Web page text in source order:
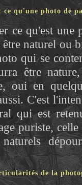
ce qu'une photo de
ce qu'est une
naturel ou
qui se
être
oui en
C'est
qui est
puriste,
de la